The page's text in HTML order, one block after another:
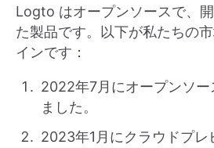
Logto はオープンソースで、
た製品です。以下が私たちの
インです：
2022年7月にオープンソー
ました。
2023年1月にクラウドプレ